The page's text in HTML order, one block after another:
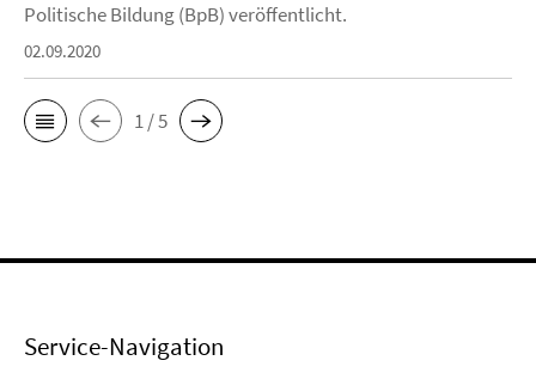
Politische Bildung (BpB) veröffentlicht.
02.09.2020
1 / 5
Service-Navigation